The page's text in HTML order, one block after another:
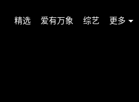
精选 爱有万象 综艺 更多